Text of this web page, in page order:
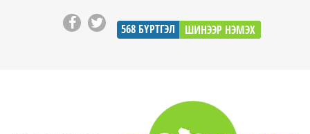
568 БҮРТГЭЛ ШИНЭЭР НЭМЭХ